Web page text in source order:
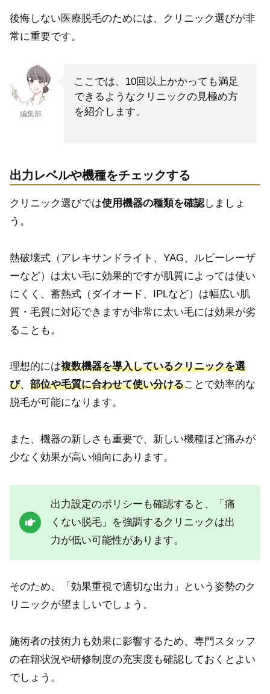
後悔しない医療脱毛のためには、クリニック選びが非
常に重要です。
編集部
ここでは、10回以上かかっても満足
できるようなクリニックの見極め方
を紹介します。
出力レベルや機種をチェックする
クリニック選びでは使用機器の種類を確認しましょ
う。
熱破壊式（アレキサンドライト、YAG、ルビーレーザ
ーなど）は太い毛に効果的ですが肌質によっては使い
にくく、蓄熱式（ダイオード、IPLなど）は幅広い肌
質・毛質に対応できますが非常に太い毛には効果が劣
ることも。
理想的には複数機器を導入しているクリニックを選
び、 部位や毛質に合わせて使い分けることで効率的な
脱毛が可能になります。
また、機器の新しさも重要で、新しい機種ほど痛みが
少なく効果が高い傾向にあります。
出力設定のポリシーも確認すると、「痛
くない脱毛」を強調するクリニックは出
力が低い可能性があります。
そのため、「効果重視で適切な出力」という姿勢のク
リニックが望ましいでしょう。
施術者の技術力も効果に影響するため、専門スタッフ
の在籍状況や研修制度の充実度も確認しておくとよい
でしょう。